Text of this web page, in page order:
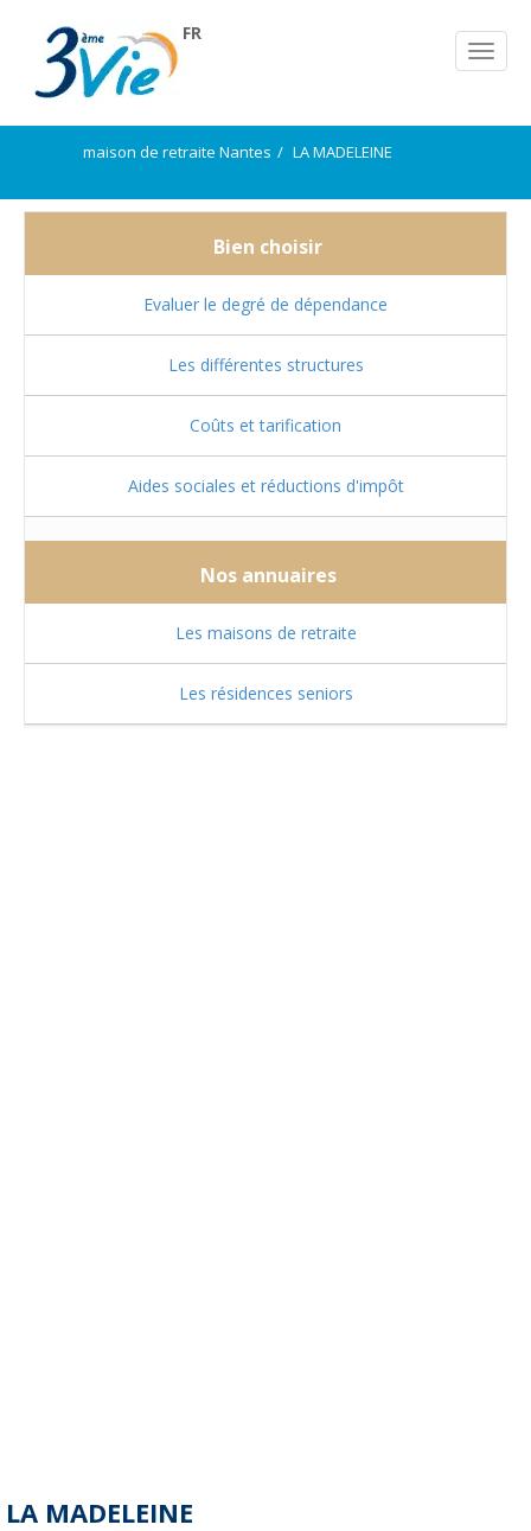
FR
maison de retraite Nantes LA MADELEINE
Bien choisir
Evaluer le degré de dépendance
Les différentes structures
Coûts et tarification
Aides sociales et réductions d'impôt
Nos annuaires
Les maisons de retraite
Les résidences seniors
LA MADELEINE